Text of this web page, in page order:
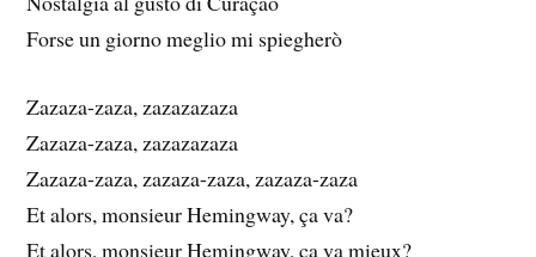
Forse un giorno meglio mi spiegherò
Zazaza-zaza, zazazazaza
Zazaza-zaza, zazazazaza
Zazaza-zaza, zazaza-zaza, zazaza-zaza
Et alors, monsieur Hemingway, ça va?
Et alors, monsieur Hemingway, ça va mieux?